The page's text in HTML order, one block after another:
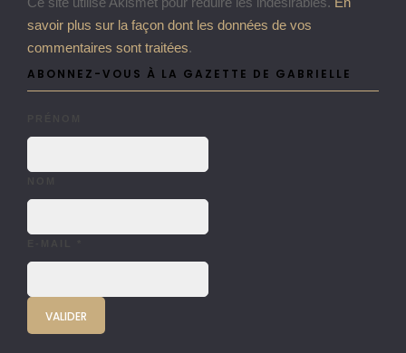
savoir plus sur la façon dont les données de vos
commentaires sont traitées.
ABONNEZ-VOUS À LA GAZETTE DE GABRIELLE